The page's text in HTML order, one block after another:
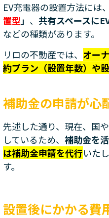
EV充電器の設置方法には
置型 」 、 共有スペースに
などの種類があります。
リロの不動産では、 オー
約プラン（設置年数）や
補助金の申請が心
先述した通り、現在、国
しているため、補助金を
は補助金申請を代行いた
す。
設置後にかかる費